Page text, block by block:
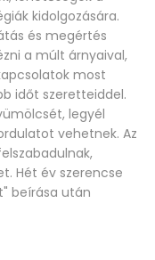
kidolgozására.
és megértés
a múlt árnyaival,
most
időt szeretteiddel.
legyél
vehetnek. Az
Hét év szerencse
beírása után